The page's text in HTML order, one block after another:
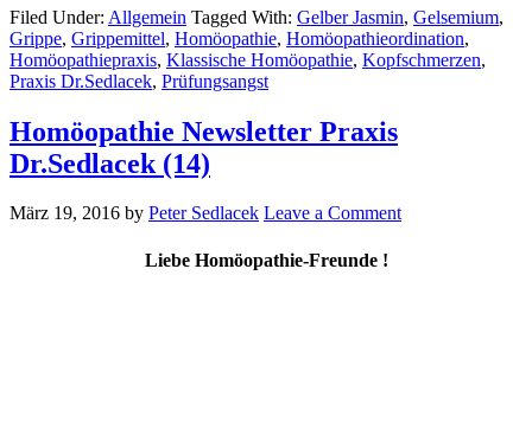
Filed Under: Allgemein Tagged With: Gelber Jasmin, Gelsemium,
Grippe, Grippemittel, Homöopathie, Homöopathieordination,
Homöopathiepraxis, Klassische Homöopathie, Kopfschmerzen,
Praxis Dr.Sedlacek, Prüfungsangst
Homöopathie Newsletter Praxis
Dr.Sedlacek (14)
März 19, 2016 by Peter Sedlacek Leave a Comment
Liebe Homöopathie-Freunde !